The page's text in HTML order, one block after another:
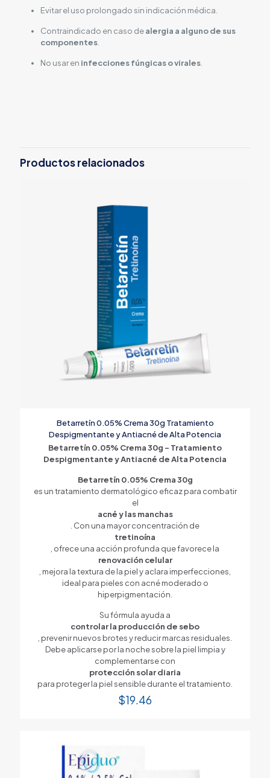
Evitar el uso prolongado sin indicación médica.
Contraindicado en caso dealergia a alguno de sus
componentes.
No usar en infecciones fúngicas o virales.
Productos relacionados
Betarretín 0.05% Crema 30g Tratamiento
Despigmentante y Antiacné de Alta Potencia
Betarretín 0.05% Crema 30g – Tratamiento
Despigmentante y Antiacné de Alta Potencia
Betarretín 0.05% Crema 30g
es un tratamiento dermatológico eficaz para combatir
el
acné y las manchas
. Con una mayor concentración de
tretinoína
, ofrece una acción profunda que favorece la
renovación celular
, mejora la textura de la piel y aclara imperfecciones,
ideal para pieles con acné moderado o
hiperpigmentación.
Su fórmula ayuda a
controlar la producción de sebo
, prevenir nuevos brotes y reducir marcas residuales.
Debe aplicarse por la noche sobre la piel limpia y
complementarse con
protección solar diaria
para proteger la piel sensible durante el tratamiento.
$19.46